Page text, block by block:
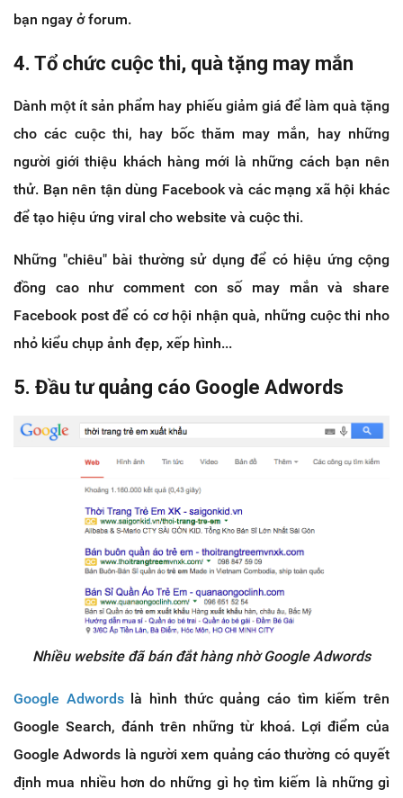
bạn ngay ở forum.
4. Tổ chức cuộc thi, quà tặng may mắn
Dành một ít sản phẩm hay phiếu giảm giá để làm quà tặng
cho các cuộc thi, hay bốc thăm may mắn, hay những
người giới thiệu khách hàng mới là những cách bạn nên
thử. Bạn nên tận dùng Facebook và các mạng xã hội khác
để tạo hiệu ứng viral cho website và cuộc thi.
Những "chiêu" bài thường sử dụng để có hiệu ứng cộng
đồng cao như comment con số may mắn và share
Facebook post để có cơ hội nhận quà, những cuộc thi nho
nhỏ kiểu chụp ảnh đẹp, xếp hình...
5. Đầu tư quảng cáo Google Adwords
Nhiều website đã bán đắt hàng nhờ Google Adwords
Google Adwordslà hình thức quảng cáo tìm kiếm trên
Google Search, đánh trên những từ khoá. Lợi điểm của
Google Adwords là người xem quảng cáo thường có quyết
định mua nhiều hơn do những gì họ tìm kiếm là những gì